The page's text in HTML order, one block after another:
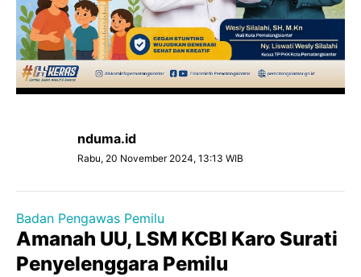
nduma.id
Rabu, 20 November 2024, 13:13 WIB
Badan Pengawas Pemilu
Amanah UU, LSM KCBI Karo Surati
Penyelenggara Pemilu